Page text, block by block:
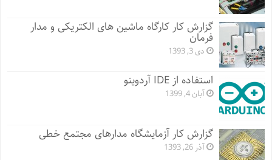
گزارش کار کارگاه ماشین های الکتریکی و مدار
فرمان
دی 3, 1393
استفاده از IDE آردوینو
آبان 4, 1399
گزارش کار آزمایشگاه مدارهای مجتمع خطی
آذر 26, 1393